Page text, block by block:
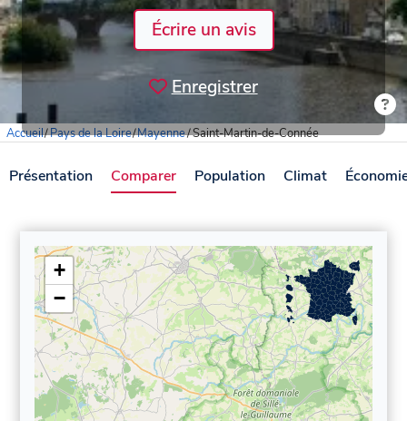
Écrire un avis
Enregistrer
Accueil/Pays de la Loire/Mayenne/Saint-Martin-de-Connée
Présentation Comparer Population Climat
+
−